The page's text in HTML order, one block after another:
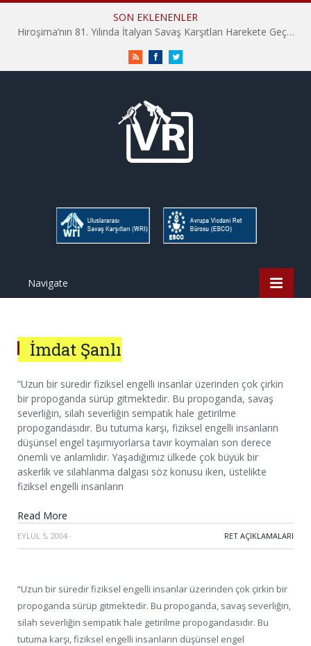
SON EKLENENLER
Hiroşima’nın 81. Yılında İtalyan Savaş Karşıtları Harekete Geçti: “Hatırlamak yeterli değil”
RSS FacebookTwitter
Navigate
İmdat Şanlı
“Uzun bir süredir fiziksel engelli insanlar üzerinden çok çirkin
bir propoganda sürüp gitmektedir. Bu propoganda, savaş
severliğin, silah severliğin sempatik hale getirilme
propogandasıdır. Bu tutuma karşı, fiziksel engelli insanların
düşünsel engel taşımıyorlarsa tavır koymaları son derece
önemli ve anlamlıdır. Yaşadığımız ülkede çok büyük bir
askerlik ve silahlanma dalgası söz konusu iken, üstelikte
fiziksel engelli insanların
Read More
EYLÜL 5, 2004 · RET AÇIKLAMALARI
“Uzun bir süredir fiziksel engelli insanlar üzerinden çok çirkin bir
propoganda sürüp gitmektedir. Bu propoganda, savaş severliğin,
silah severliğin sempatik hale getirilme propogandasıdır. Bu
tutuma karşı, fiziksel engelli insanların düşünsel engel